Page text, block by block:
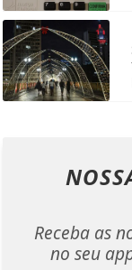
Receba as
no seu